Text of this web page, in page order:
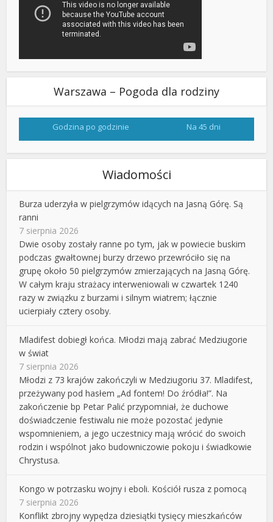
Warszawa – Pogoda dla rodziny
Godzina po godzinie Na 45 dni
Wiadomości
Burza uderzyła w pielgrzymów idących na Jasną Górę. Są
ranni
7 sierpnia 2026
Dwie osoby zostały ranne po tym, jak w powiecie buskim
podczas gwałtownej burzy drzewo przewróciło się na
grupę około 50 pielgrzymów zmierzających na Jasną Górę.
W całym kraju strażacy interweniowali w czwartek 1240
razy w związku z burzami i silnym wiatrem; łącznie
ucierpiały cztery osoby.
Mladifest dobiegł końca. Młodzi mają zabrać Medziugorie
w świat
7 sierpnia 2026
Młodzi z 73 krajów zakończyli w Medziugoriu 37. Mladifest,
przeżywany pod hasłem „Ad fontem! Do źródła!”. Na
zakończenie bp Petar Palić przypomniał, że duchowe
doświadczenie festiwalu nie może pozostać jedynie
wspomnieniem, a jego uczestnicy mają wrócić do swoich
rodzin i wspólnot jako budowniczowie pokoju i świadkowie
Chrystusa.
Kongo w potrzasku wojny i eboli. Kościół rusza z pomocą
7 sierpnia 2026
Konflikt zbrojny wypędza dziesiątki tysięcy mieszkańców